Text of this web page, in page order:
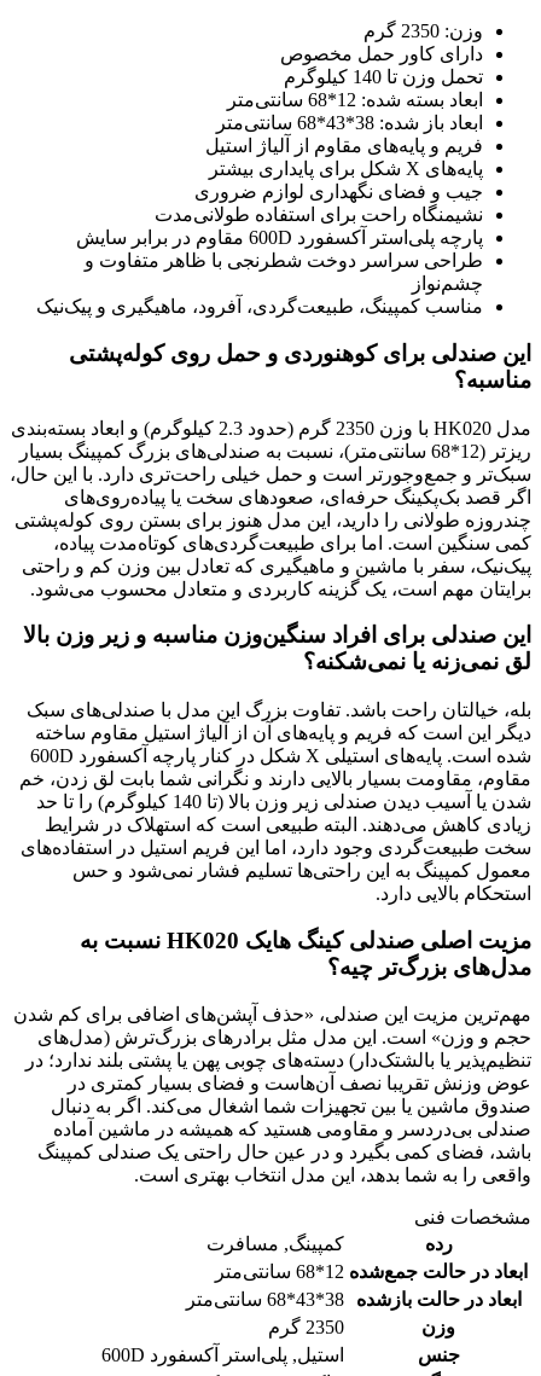
وزن: 2350 گرم
دارای کاور حمل مخصوص
تحمل وزن تا 140 کیلوگرم
ابعاد بسته شده: 12*68 سانتی‌متر
ابعاد باز شده: 38*43*68 سانتی‌متر
فریم و پایه‌های مقاوم از آلیاژ استیل
پایه‌های X شکل برای پایداری بیشتر
جیب و فضای نگهداری لوازم ضروری
نشیمنگاه راحت برای استفاده طولانی‌مدت
پارچه پلی‌استر آکسفورد 600D مقاوم در برابر سایش
طراحی سراسر دوخت شطرنجی با ظاهر متفاوت و
چشم‌نواز
مناسب کمپینگ، طبیعت‌گردی، آفرود، ماهیگیری و پیک‌نیک
این صندلی برای کوهنوردی و حمل روی کوله‌پشتی
مناسبه؟
مدل HK020 با وزن 2350 گرم (حدود 2.3 کیلوگرم) و ابعاد بسته‌بندی
ریزتر (12*68 سانتی‌متر)، نسبت به صندلی‌های بزرگ کمپینگ بسیار
سبک‌تر و جمع‌وجورتر است و حمل خیلی راحت‌تری دارد. با این حال،
اگر قصد بک‌پکینگ حرفه‌ای، صعودهای سخت یا پیاده‌روی‌های
چندروزه طولانی را دارید، این مدل هنوز برای بستن روی کوله‌پشتی
کمی سنگین است. اما برای طبیعت‌گردی‌های کوتاه‌مدت پیاده،
پیک‌نیک، سفر با ماشین و ماهیگیری که تعادل بین وزن کم و راحتی
برایتان مهم است، یک گزینه کاربردی و متعادل محسوب می‌شود.
این صندلی برای افراد سنگین‌وزن مناسبه و زیر وزن بالا
لق نمی‌زنه یا نمی‌شکنه؟
بله، خیالتان راحت باشد. تفاوت بزرگ این مدل با صندلی‌های سبک
دیگر این است که فریم و پایه‌های آن از آلیاژ استیل مقاوم ساخته
شده است. پایه‌های استیلی X شکل در کنار پارچه آکسفورد 600D
مقاوم، مقاومت بسیار بالایی دارند و نگرانی شما بابت لق زدن، خم
شدن یا آسیب دیدن صندلی زیر وزن بالا (تا 140 کیلوگرم) را تا حد
زیادی کاهش می‌دهند. البته طبیعی است که استهلاک در شرایط
سخت طبیعت‌گردی وجود دارد، اما این فریم استیل در استفاده‌های
معمول کمپینگ به این راحتی‌ها تسلیم فشار نمی‌شود و حس
استحکام بالایی دارد.
مزیت اصلی صندلی کینگ هایک HK020 نسبت به
مدل‌های بزرگ‌تر چیه؟
مهم‌ترین مزیت این صندلی، «حذف آپشن‌های اضافی برای کم شدن
حجم و وزن» است. این مدل مثل برادرهای بزرگ‌ترش (مدل‌های
تنظیم‌پذیر یا بالشتک‌دار) دسته‌های چوبی پهن یا پشتی بلند ندارد؛ در
عوض وزنش تقریبا نصف آن‌هاست و فضای بسیار کمتری در
صندوق ماشین یا بین تجهیزات شما اشغال می‌کند. اگر به دنبال
صندلی بی‌دردسر و مقاومی هستید که همیشه در ماشین آماده
باشد، فضای کمی بگیرد و در عین حال راحتی یک صندلی کمپینگ
واقعی را به شما بدهد، این مدل انتخاب بهتری است.
مشخصات فنی
رده
کمپینگ, مسافرت
ابعاد در حالت جمع‌شده 12*68 سانتی‌متر
ابعاد در حالت بازشده
38*43*68 سانتی‌متر
وزن
2350 گرم
جنس
استیل, پلی‌استر آکسفورد 600D